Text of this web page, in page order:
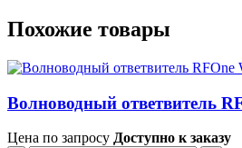
Похожие товары
Волноводный ответвитель
Цена по запросу Доступно к заказу